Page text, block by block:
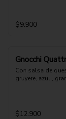
$9.900
Gnocchi
Con salsa de
gruyere, azul ,
$12.900